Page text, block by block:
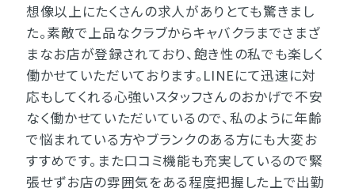
想像以上にたくさんの求人がありとても驚きまし
た。素敵で上品なクラブからキャバクラまでさまざ
まなお店が登録されており、飽き性の私でも楽しく
働かせていただいております。LINEにて迅速に対
応もしてくれる心強いスタッフさんのおかげで不安
なく働かせていただいているので、私のように年齢
で悩まれている方やブランクのある方にも大変お
すすめです。また口コミ機能も充実しているので緊
張せずお店の雰囲気をある程度把握した上で出勤